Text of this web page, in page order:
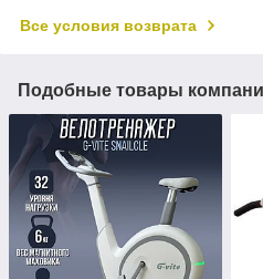
Все условия возврата
Подобные товары